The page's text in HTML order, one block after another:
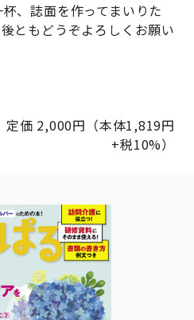
、誌面を作ってまいりた
ともどうぞよろしくお願い
価 2,000円（本体1,819円
+税10%）